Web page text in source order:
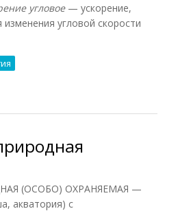
угловое— ускорение,
угловой скорости
(ОСОБО) ОХРАНЯЕМАЯ —
акватория) с